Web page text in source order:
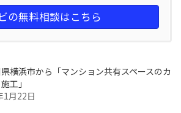
の無料相談はこちら
横浜市から「マンション共有スペースのカ
工」
1月22日